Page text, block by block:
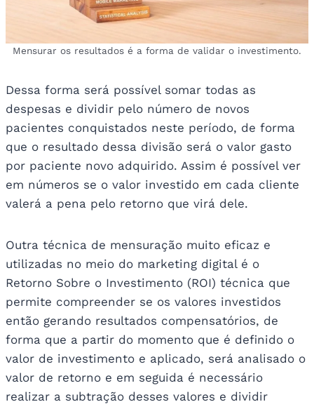
Mensurar os resultados é a forma de validar o investimento.
Dessa forma será possível somar todas as
despesas e dividir pelo número de novos
pacientes conquistados neste período, de forma
que o resultado dessa divisão será o valor gasto
por paciente novo adquirido. Assim é possível ver
em números se o valor investido em cada cliente
valerá a pena pelo retorno que virá dele.
Outra técnica de mensuração muito eficaz e
utilizadas no meio do marketing digital é o
Retorno Sobre o Investimento (ROI) técnica que
permite compreender se os valores investidos
então gerando resultados compensatórios, de
forma que a partir do momento que é definido o
valor de investimento e aplicado, será analisado o
valor de retorno e em seguida é necessário
realizar a subtração desses valores e dividir